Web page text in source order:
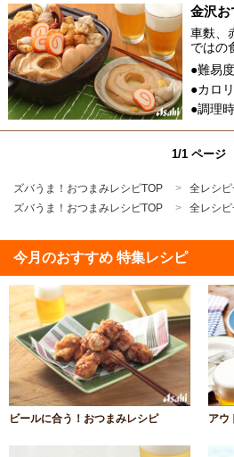
金沢お
車麩、
ではの
●難易度
●カロ
●調理
1/1 ページ
ズバうま！おつまみレシピTOP 全レシ
ズバうま！おつまみレシピTOP
全レシ
今月のおすすめ 特集レシピ
ビールに合う！おつまみレシピ アウ